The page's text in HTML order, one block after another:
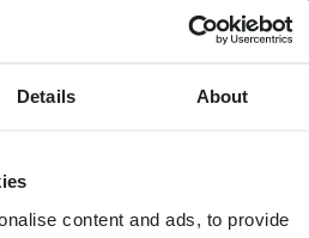
Details About
content and ads, to provide